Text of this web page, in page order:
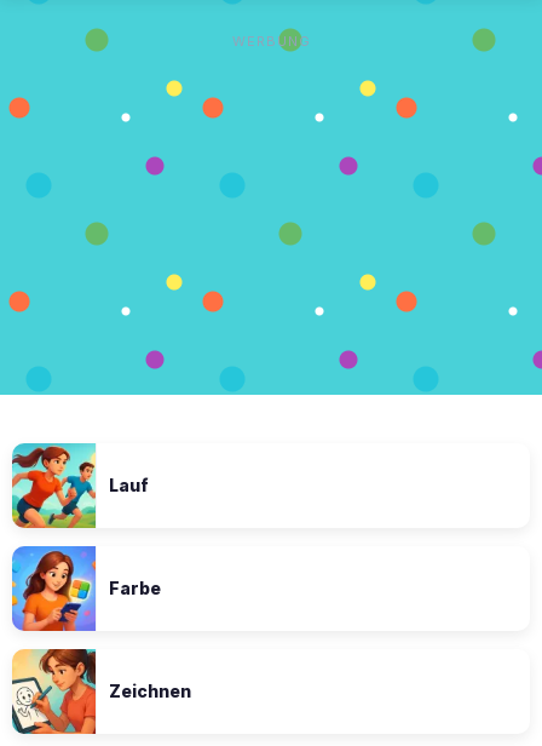
WERBUNG
Lauf
Farbe
Zeichnen